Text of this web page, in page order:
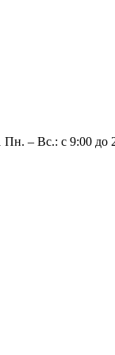
Пн. – Вс.: с 9:00 до